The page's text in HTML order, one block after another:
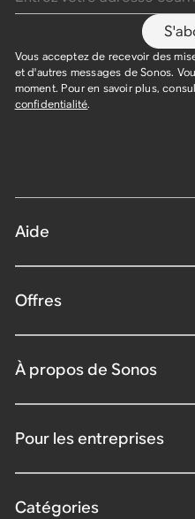
Vous acceptez de recevoir des
et d'autres messages de Sonos.
moment. Pour en savoir plus,
confidentialité.
Aide
Offres
À propos de Sonos
Pour les entreprises
Catégories